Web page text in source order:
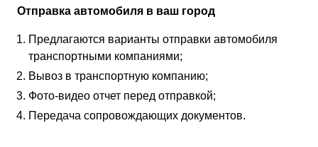
Отправка автомобиля в ваш город
Предлагаются варианты отправки автомобиля
транспортными компаниями;
Вывоз в транспортную компанию;
Фото-видео отчет перед отправкой;
Передача сопровождающих документов.